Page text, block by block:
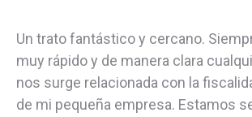
Un trato fantástico y cercano.
muy rápido y de manera clara
nos surge relacionada con la
de mi pequeña empresa. Estamos